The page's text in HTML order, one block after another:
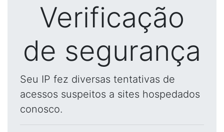
Verificação
de segurança
Seu IP fez diversas tentativas de
acessos suspeitos a sites hospedados
conosco.